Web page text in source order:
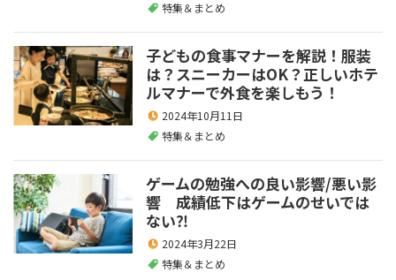
特集＆まとめ
子どもの食事マナーを解説！服装
は？スニーカーはOK？正しいホテ
ルマナーで外食を楽しもう！
2024年10月11日
特集＆まとめ
ゲームの勉強への良い影響/悪い影
響 成績低下はゲームのせいでは
ない⁈
2024年3月22日
特集＆まとめ